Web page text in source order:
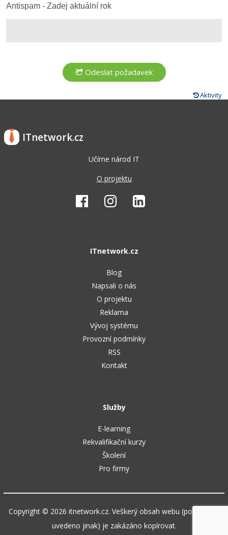
Antispam - Zadej aktuální rok
Aktivity
ITnetwork.cz
Učíme národ IT
O projektu
ITnetwork.cz
Blog
Napsali o nás
O projektu
Reklama
Vývoj systému
Provozní podmínky
RSS
Kontakt
Služby
E-learning
Rekvalifikační kurzy
Školení
Pro firmy
Copyright © 2026 itnetwork.cz. Veškerý obsah webu (pokud není
uvedeno jinak) je zakázáno kopírovat.